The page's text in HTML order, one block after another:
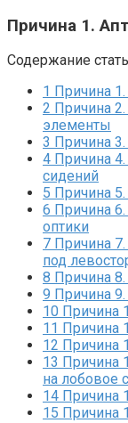
Причина 1.
Содержание
1 Причина
2 Причина
элементы
3 Причина
4 Причина
сидений
5 Причина
6 Причина
оптики
7 Причина
под
8 Причина
9 Причина
10 Причина
11 Причина
12 Причина
13 Причина
на лобовое
14 Причина
15 Причина